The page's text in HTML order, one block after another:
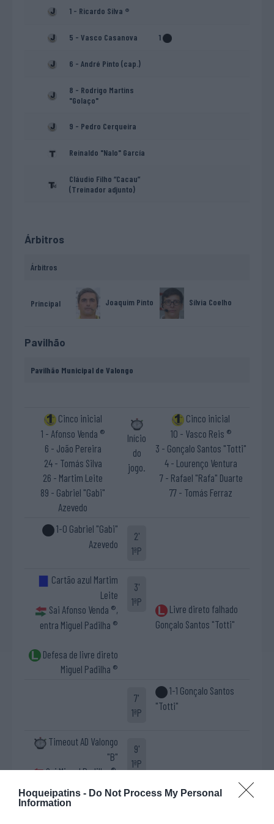
Hoqueipatins - Do Not Process My Personal
Information
1 - Ricardo Silva ®
5 - Vasco Casanova 1
6 - André Pinto (cap.)
8 - Rodrigo Martins
"Golaço"
9 - Pedro Cerqueira
Reinaldo "Nalo" García
Cláudio Filho “Cacau”
(Treinador adjunto)
Árbitros
Árbitros
Principal Joaquim Pinto Sílvia Coelho
Pavilhão
Pavilhão Municipal de Valongo
Cinco inicial
1 - Afonso Venda ®
6 - João Pereira
24 - Tomás Silva
26 - Martim Leite
89 - Gabriel "Gabi"
Azevedo
Início
do
jogo.
Cinco inicial
10 - Vasco Reis ®
3 - Gonçalo Santos "Totti"
4 - Lourenço Ventura
7 - Rafael "Rafa" Duarte
77 - Tomás Ferraz
1-0 Gabriel "Gabi"
Azevedo
2'
1ªP
Cartão azul Martim
Leite
Sai Afonso Venda ®,
entra Miguel Padilha ®
Defesa de livre direto
Miguel Padilha ®
3'
1ªP
Livre direto falhado
Gonçalo Santos "Totti"
7'
1ªP
1-1 Gonçalo Santos
"Totti"
Timeout AD Valongo
"B"
Sai Miguel Padilha ®,
entra Afonso Venda ®
9'
1ªP